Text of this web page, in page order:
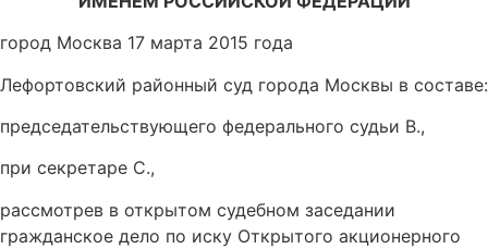
город Москва 17 марта 2015 года
Лефортовский районный суд города Москвы в составе:
председательствующего федерального судьи В.,
при секретаре С.,
рассмотрев в открытом судебном заседании
гражданское дело по иску Открытого акционерного